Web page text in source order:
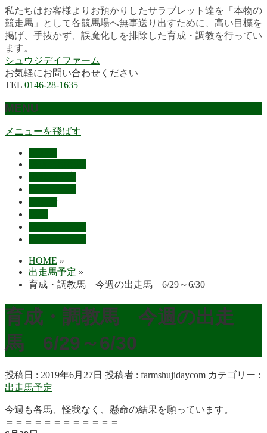
私たちはお客様よりお預かりしたサラブレット達を「本物の
競走馬」として各競馬場へ無事送り出すために、高い目標を
掲げ、手抜かず、誤魔化しを排除した育成・調教を行ってい
ます。
シュウジデイファーム
お気軽にお問い合わせください
TEL 0146-28-1635
MENU
メニューを飛ばす
HOME »
出走馬予定 »
育成・調教馬 今週の出走馬 6/29～6/30
育成・調教馬 今週の出走
馬 6/29～6/30
投稿日 : 2019年6月27日 投稿者 : farmshujidaycom カテゴリー :
出走馬予定
今週も各馬、怪我なく、懸命の結果を願っています。
＝＝＝＝＝＝＝＝＝＝＝＝